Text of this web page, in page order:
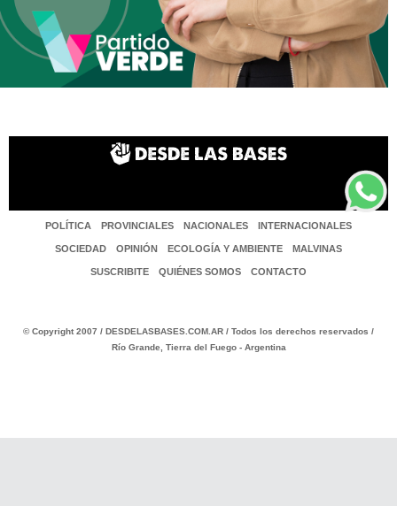
POLÍTICA PROVINCIALES NACIONALES INTERNACIONALES
SOCIEDAD OPINIÓN ECOLOGÍA Y AMBIENTE MALVINAS
SUSCRIBITE QUIÉNES SOMOS CONTACTO
© Copyright 2007 / DESDELASBASES.COM.AR / Todos los derechos reservados /
Río Grande, Tierra del Fuego - Argentina